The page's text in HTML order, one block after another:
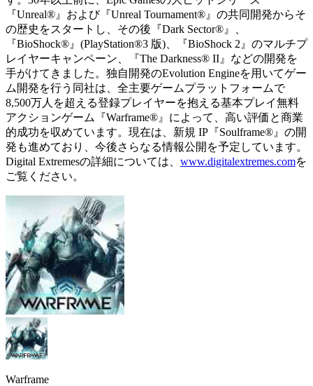
『Unreal®』および『Unreal Tournament®』の共同開発からそ
の歴史をスタートし、その後『Dark Sector®』、
『BioShock®』(PlayStation®3 版)、『BioShock 2』のマルチプ
レイヤーキャンペーン、『The Darkness® II』などの開発を
手がけてきました。独自開発のEvolution Engineを用いてゲー
ム開発を行う同社は、全主要ゲームプラットフォームで
8,500万人を超える登録プレイヤーを抱える基本プレイ無料
アクションゲーム『Warframe®』によって、高い評価と商業
的成功を収めています。現在は、新規 IP『Soulframe®』の開
発も進めており、今後さらなる情報公開を予定しています。
Digital Extremesの詳細については、 www.digitalextremes.comを
ご覧ください。
Warframe